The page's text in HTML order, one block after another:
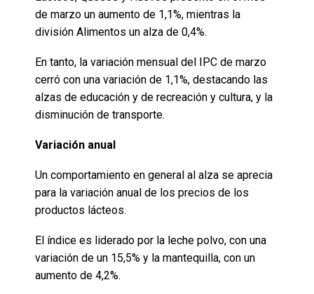
de marzo un aumento de 1,1%, mientras la
división Alimentos un alza de 0,4%.
En tanto, la variación mensual del IPC de marzo
cerró con una variación de 1,1%, destacando las
alzas de educación y de recreación y cultura, y la
disminución de transporte.
Variación anual
Un comportamiento en general al alza se aprecia
para la variación anual de los precios de los
productos lácteos.
El índice es liderado por la leche polvo, con una
variación de un 15,5% y la mantequilla, con un
aumento de 4,2%.